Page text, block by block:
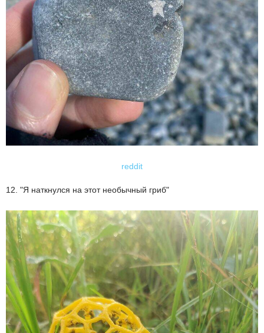
reddit
12. "Я наткнулся на этот необычный гриб"